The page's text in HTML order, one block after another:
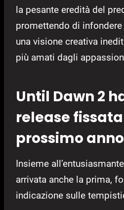
la pesante eredità del
promettendo di
una visione creativa
più amati dagli
Until Dawn 2
release
prossimo anno
Insieme
arrivata anche la prima,
indicazione sulle